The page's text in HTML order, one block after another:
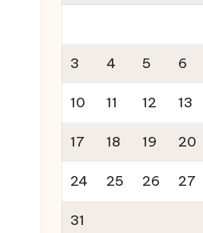
3 4 5 6
10 11 12 13
17 18 19 20
24 25 26 27
31